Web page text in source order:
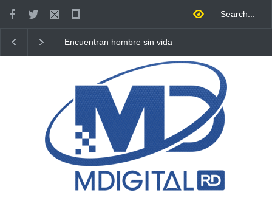
Encuentran hombre sin vida
Higüey
Policía Nacional recupera
presunto responsable en
Higüey